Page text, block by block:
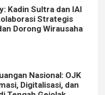
Kadin Sultra dan IAI
Strategis
Dorong Wirausaha
Nasional: OJK
Digitalisasi, dan